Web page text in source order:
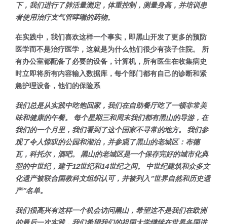
下，我们进行了肺活量测定，体重控制，测量身高，并培训患
者使用治疗支气管哮喘的药物。
在实践中，我们喜欢这样一个事实，即黑山开发了更多的预防
医学而不是治疗医学，这就是为什么他们很少有孩子住院。 所
有办公室都配备了必要的设备，计算机，所有医生在收集病史
时立即将所有内容输入数据库，每个部门都有自己的诊断和紧
急护理设备，他们的保险系
我们总是从实践中吃饱回家，我们在自助餐厅吃了一顿非常美
味和健康的午餐。 每个星期三和周末我们都有黑山的导游，在
我们的一个月里，我们看到了这个国家不寻常的地方。 我们参
观了令人惊叹的公园和湖泊，并参观了黑山的老城区：布德
瓦，科托尔，酒吧。 黑山的老城区是一个保存完好的城市化典
型的中世纪，建于12世纪和14世纪之间。 中世纪建筑和众多文
化遗产被联合国教科文组织认可，并被列入”世界自然和历史遗
产”名单。
我们很高兴有这样一个机会访问黑山，希望这不是我们在欧洲
的最后一次实践，我们希望我们的祖国大学继续在世界各国进